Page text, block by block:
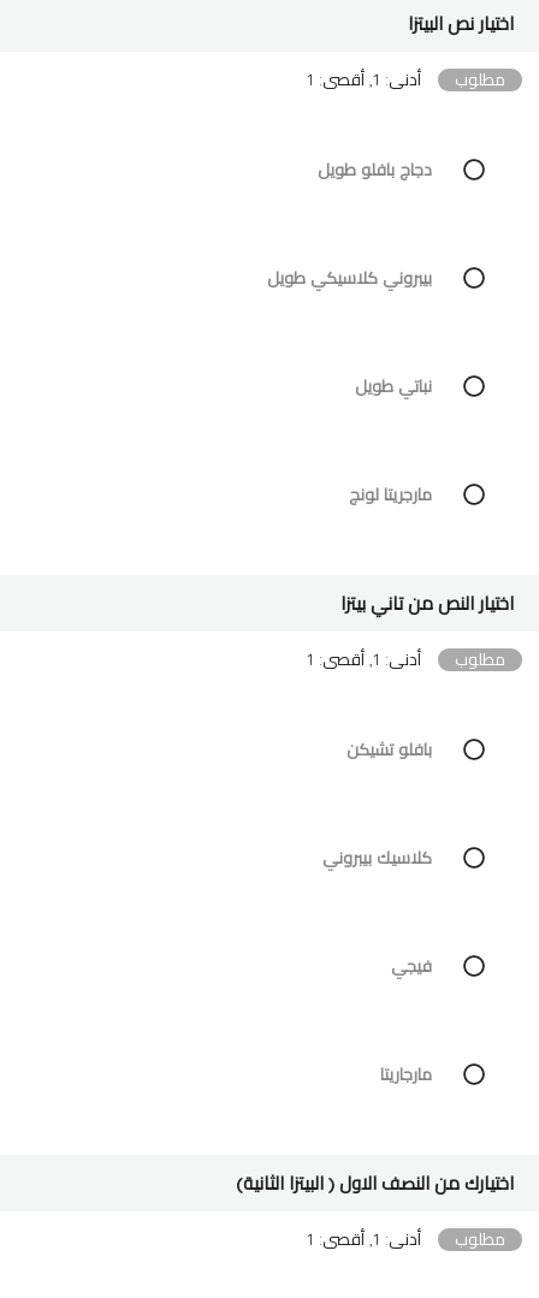
اختيار نص البيتزا
مطلوب أدنى: 1, أقصى: 1
دجاج بافلو طويل
بيبروني كلاسيكي طويل
نباتي طويل
مارجريتا لونج
اختيار النص من تاني بيتزا
مطلوب أدنى: 1, أقصى: 1
بافلو تشيكن
كلاسيك بيبروني
فيجي
مارجاريتا
اختيارك من النصف الاول ( البيتزا الثانية)
مطلوب أدنى: 1, أقصى: 1